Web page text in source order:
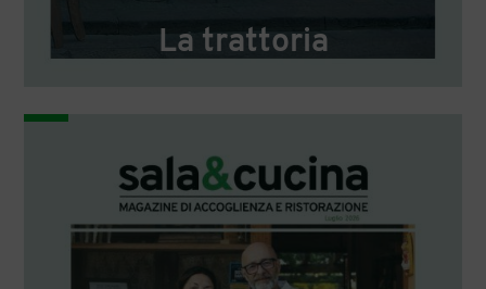
La trattoria